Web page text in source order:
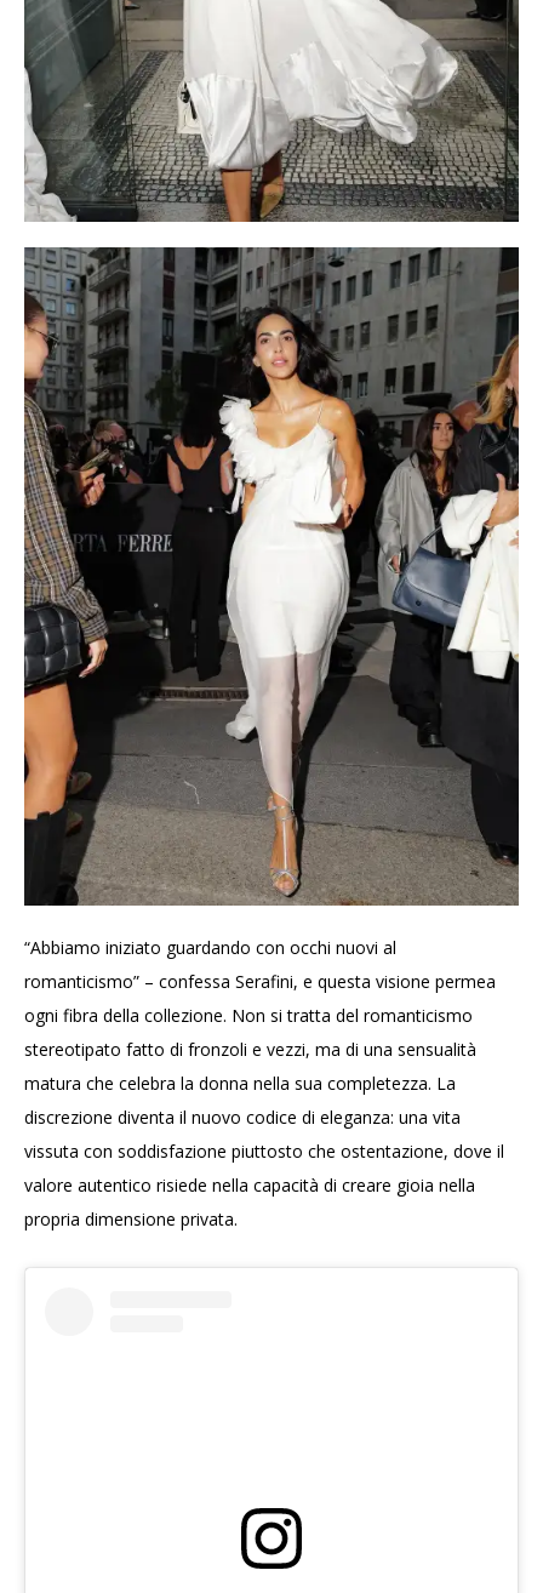
“Abbiamo iniziato guardando con occhi nuovi al
romanticismo” – confessa Serafini, e questa visione permea
ogni fibra della collezione. Non si tratta del romanticismo
stereotipato fatto di fronzoli e vezzi, ma di una sensualità
matura che celebra la donna nella sua completezza. La
discrezione diventa il nuovo codice di eleganza: una vita
vissuta con soddisfazione piuttosto che ostentazione, dove il
valore autentico risiede nella capacità di creare gioia nella
propria dimensione privata.